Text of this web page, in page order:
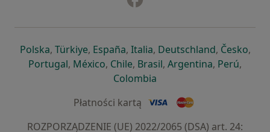
Polskaotwiera się w nowej karcie
, Türkiyeotwiera się w nowej karcie
, Españaotwiera się w nowej karcie
, Italiaotwiera się w nowej
, Deutschlandotwiera się
, Česko,
Portugalotwiera się w nowej karcie
, Méxicootwiera się w nowej karcie
, Chileotwiera się w nowej karcie
, Brasilotwiera się w nowej
, Argentinaotwiera się
, Perú,
Colombia
Płatności kartą
ROZPORZĄDZENIE (UE) 2022/2065 (DSA) art. 24: